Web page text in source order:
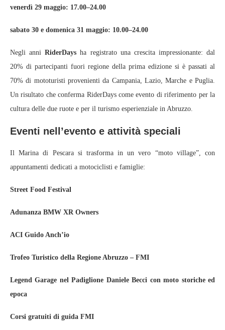
venerdì 29 maggio: 17.00–24.00
sabato 30 e domenica 31 maggio: 10.00–24.00
Negli anniRiderDays ha registrato una crescita impressionante: dal
20% di partecipanti fuori regione della prima edizione si è passati al
70% di mototuristi provenienti da Campania, Lazio, Marche e Puglia.
Un risultato che conferma RiderDays come evento di riferimento per la
cultura delle due ruote e per il turismo esperienziale in Abruzzo.
Eventi nell’evento e attività speciali
Il Marina di Pescara si trasforma in un vero “moto village”, con
appuntamenti dedicati a motociclisti e famiglie:
Street Food Festival
Adunanza BMW XR Owners
ACI Guido Anch’io
Trofeo Turistico della Regione Abruzzo – FMI
Legend Garage nel Padiglione Daniele Becci con moto storiche ed
epoca
Corsi gratuiti di guida FMI